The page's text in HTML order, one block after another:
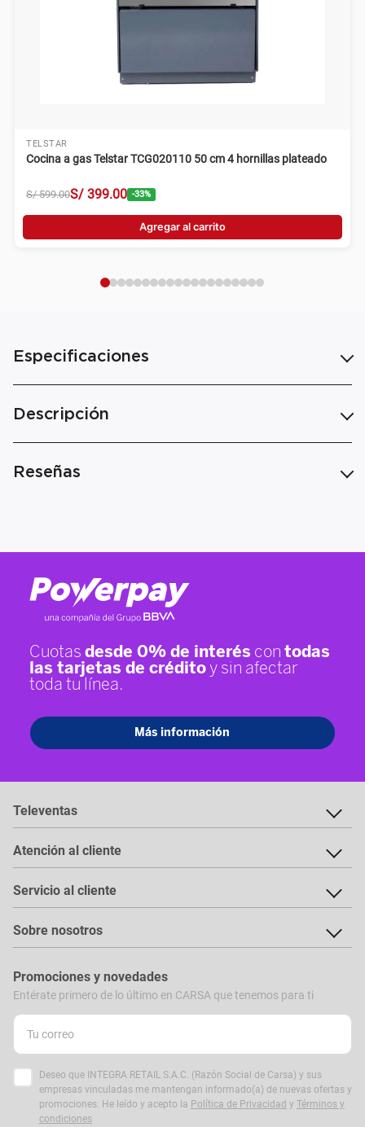
TELSTAR
Cocina a gas Telstar TCG020110 50 cm 4 hornillas plateado
S/ 599.00S/ 399.00 -33%
Agregar al carrito
Especificaciones
Descripción
Reseñas
Televentas
Atención al cliente
Servicio al cliente
Sobre nosotros
Promociones y novedades
Entérate primero de lo último en CARSA que tenemos para ti
Deseo que INTEGRA RETAIL S.A.C. (Razón Social de Carsa) y sus
empresas vinculadas me mantengan informado(a) de nuevas ofertas y
promociones. He leído y acepto la Política de Privacidad y Términos y
condiciones